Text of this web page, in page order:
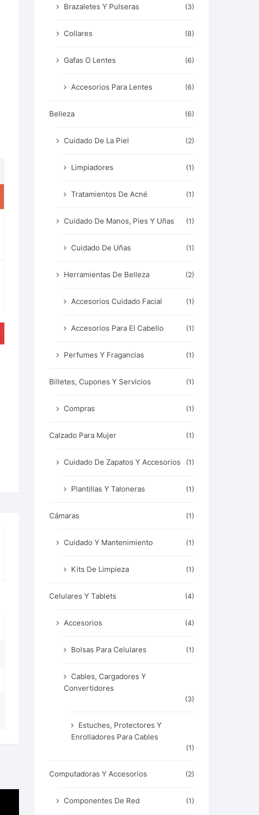
Brazaletes Y Pulseras (3)
Collares (8)
Gafas O Lentes (6)
Accesorios Para Lentes (6)
Belleza (6)
Cuidado De La Piel (2)
Limpiadores (1)
Tratamientos De Acné (1)
Cuidado De Manos, Pies Y Uñas (1)
Cuidado De Uñas (1)
Herramientas De Belleza (2)
Accesorios Cuidado Facial (1)
Accesorios Para El Cabello (1)
Perfumes Y Fragancias (1)
Billetes, Cupones Y Servicios (1)
Compras (1)
Calzado Para Mujer (1)
Cuidado De Zapatos Y Accesorios (1)
Plantillas Y Taloneras (1)
Cámaras (1)
Cuidado Y Mantenimiento (1)
Kits De Limpieza (1)
Celulares Y Tablets (4)
Accesorios (4)
Bolsas Para Celulares (1)
Cables, Cargadores Y
Convertidores
(3)
Estuches, Protectores Y
Enrolladores Para Cables
(1)
Computadoras Y Accesorios (2)
Componentes De Red (1)